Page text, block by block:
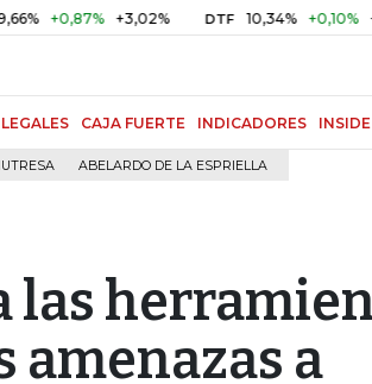
+3,02% DTF 10,34% +0,10% +0,98%
CAJA FUERTE INDICADORES INSIDE
ABELARDO DE LA ESPRIELLA
amenazas a